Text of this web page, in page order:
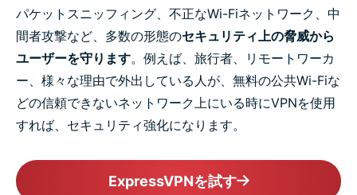
パケットスニッフィング、不正なWi-Fiネットワーク、中
間者攻撃など、多数の形態のセキュリティ上の脅威から
ユーザーを守ります。例えば、旅行者、リモートワーカ
ー、様々な理由で外出している人が、無料の公共Wi-Fiな
どの信頼できないネットワーク上にいる時にVPNを使用
すれば、セキュリティ強化になります。
ExpressVPNを試す